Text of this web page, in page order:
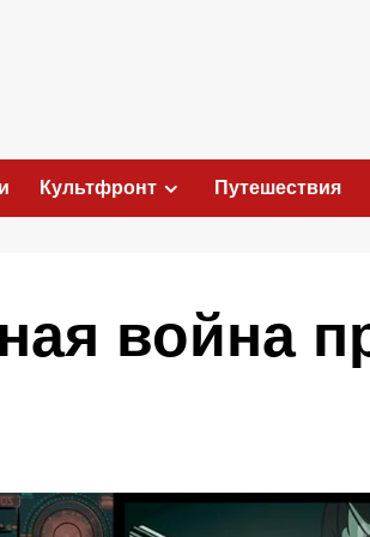
Культфронт Путешествия
война